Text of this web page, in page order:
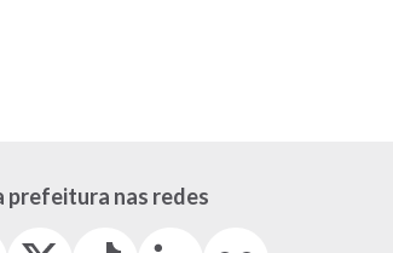
prefeitura nas redes
Tiktok LinkedIn